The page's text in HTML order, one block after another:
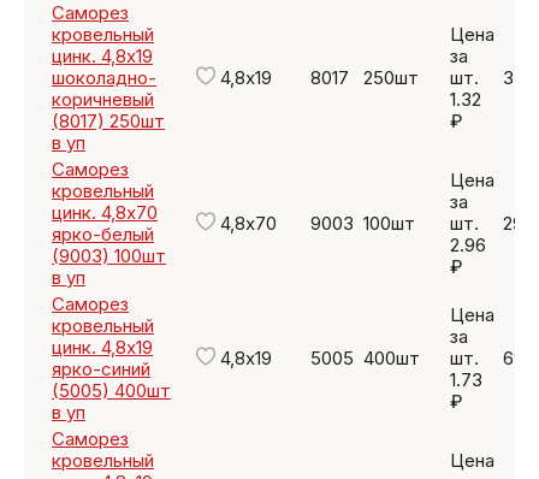
Саморез
кровельный
цинк. 4,8х19
шоколадно-
коричневый
(8017) 250шт
в уп
4,8х19 8017 250шт
Цена
за
шт.
1.32
₽
Саморез
кровельный
цинк. 4,8х70
ярко-белый
(9003) 100шт
в уп
4,8х70 9003 100шт
Цена
за
шт.
2.96
₽
Саморез
кровельный
цинк. 4,8х19
ярко-синий
(5005) 400шт
в уп
4,8х19 5005 400шт
Цена
за
шт.
1.73
₽
Саморез
кровельный
Цена